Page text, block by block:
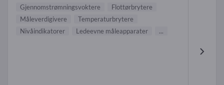
Gjennomstrømningsvoktere
Flottørbrytere
Måleverdigivere
Temperaturbrytere
Nivåindikatorer
Ledeevne måleapparater ...